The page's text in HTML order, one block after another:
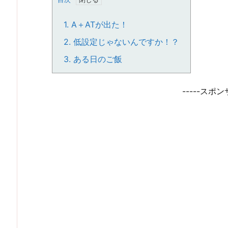
1. A＋ATが出た！
2. 低設定じゃないんですか！？
3. ある日のご飯
-----スポン